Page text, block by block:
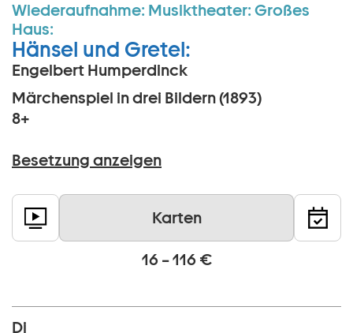
Wiederaufnahme: Musiktheater: Großes
Haus:
Hänsel und Gretel:
Engelbert Humperdinck
Märchenspiel in drei Bildern (1893)
8+
Besetzung anzeigen
Karten
16 – 116 €
Di